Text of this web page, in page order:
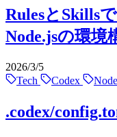
RulesとSkills
Node.jsの環境
2026/3/5
Tech
Codex
.codex/